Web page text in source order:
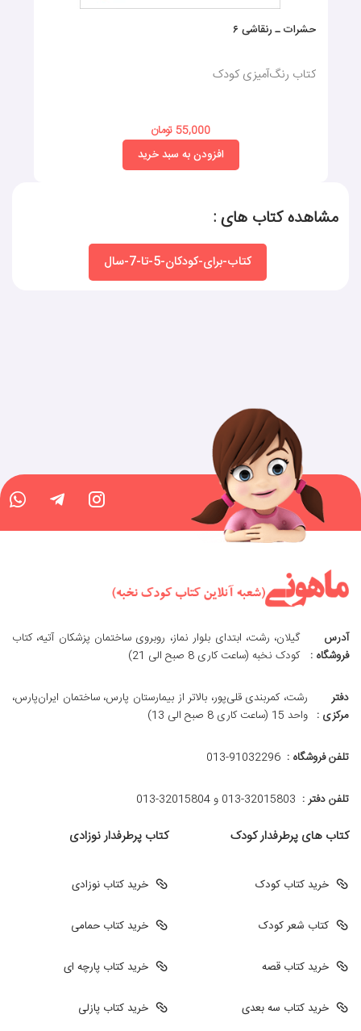
حشرات ـ رنقاشی ۶
کتاب رنگ‌آمیزی کودک
55,000 تومان
افزودن به سبد خرید
مشاهده کتاب های :
کتاب-برای-کودکان-5-تا-7-سال
آدرس
فروشگاه :
گیلان، رشت، ابتدای بلوار نماز، روبروی ساختمان پزشکان آتیه، کتاب
کودک نخبه (ساعت کاری 8 صبح الی 21)
دفتر
مرکزی :
رشت، کمربندی قلی‌پور، بالاتر از بیمارستان پارس، ساختمان ایران‌پارس،
واحد 15 (ساعت کاری 8 صبح الی 13)
تلفن فروشگاه : 013-91032296
تلفن دفتر : 013-32015803 و 32015804-013
کتاب های پرطرفدار کودک
خرید کتاب کودک
کتاب شعر کودک
خرید کتاب قصه
خرید کتاب سه بعدی
کتاب پرطرفدار نوزادی
خرید کتاب نوزادی
خرید کتاب حمامی
خرید کتاب پارچه ای
خرید کتاب پازلی